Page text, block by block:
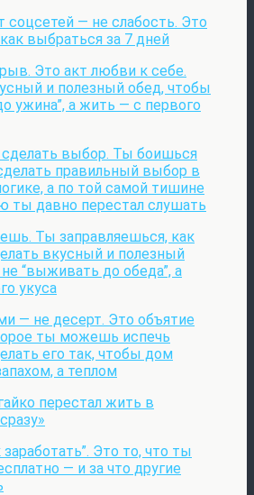
соцсетей — не слабость. Это
выбраться за 7 дней
Это акт любви к себе.
и полезный обед, чтобы
ужина”, а жить — с первого
выбор. Ты боишься
правильный выбор в
а по той самой тишине
ты давно перестал слушать
Ты заправляешься, как
вкусный и полезный
“выживать до обеда”, а
укуса
— не десерт. Это объятие
ты можешь испечь
его так, чтобы дом
а теплом
перестал жить в
Это то, что ты
— и за что другие